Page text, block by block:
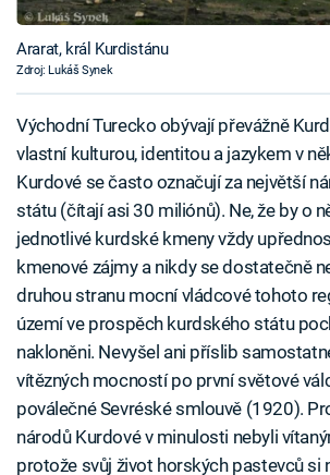
Ararat, král Kurdistánu
Zdroj: Lukáš Synek
Východní Turecko obývají převážně
vlastní kulturou, identitou a jazykem v
Kurdové se často označují za největší
státu (čítají asi 30 miliónů). Ne, že by o
jednotlivé kurdské kmeny vždy
kmenové zájmy a nikdy se dostatečně
druhou stranu mocní vládcové tohoto
území ve prospěch kurdského státu
nakloněni. Nevyšel ani příslib
vítězných mocností po první světové
poválečné Sevréské smlouvě (1920).
národů Kurdové v minulosti nebyli
protože svůj život horských pastevců si